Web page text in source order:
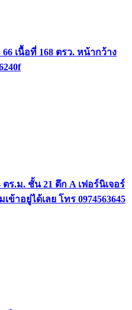
เนื้อที่ 168 ตรว. หน้ากว้าง
ร.ม. ชั้น 21 ตึก A เฟอร์นิเจอร์
าอยู่ได้เลย โทร 0974563645